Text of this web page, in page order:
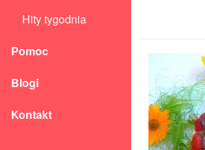
Hity tygodnia
Pomoc
Blogi
Kontakt